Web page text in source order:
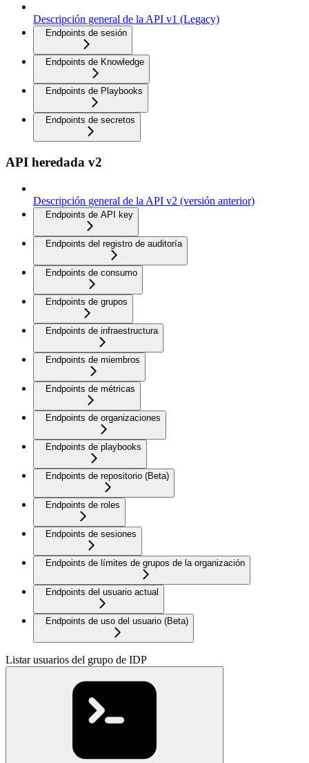
Descripción general de la API v1 (Legacy)
Endpoints de sesión
Endpoints de Knowledge
Endpoints de Playbooks
Endpoints de secretos
API heredada v2
Descripción general de la API v2 (versión anterior)
Endpoints de API key
Endpoints del registro de auditoría
Endpoints de consumo
Endpoints de grupos
Endpoints de infraestructura
Endpoints de miembros
Endpoints de métricas
Endpoints de organizaciones
Endpoints de playbooks
Endpoints de repositorio (Beta)
Endpoints de roles
Endpoints de sesiones
Endpoints de límites de grupos de la organización
Endpoints del usuario actual
Endpoints de uso del usuario (Beta)
Listar usuarios del grupo de IDP